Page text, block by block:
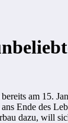
am 15.
Ende des
dazu, will